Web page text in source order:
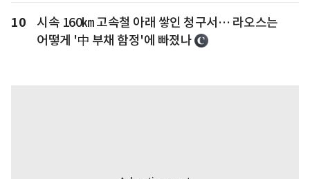
10
시속 160㎞ 고속철 아래 쌓인 청구서… 라오스는
어떻게 '中 부채 함정'에 빠졌나